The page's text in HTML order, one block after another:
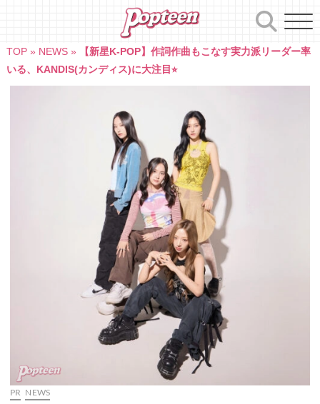
TOP» NEWS»
【新星K-POP】作詞作曲もこなす実力派リーダー率
いる、KANDIS(カンディス)に大注目⭐︎
PR NEWS